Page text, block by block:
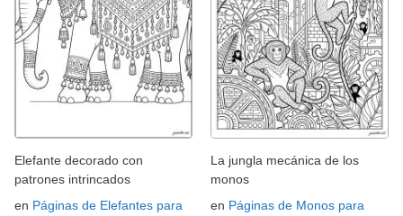
Elefante decorado con
patrones intrincados
en Páginas de Elefantes para
La jungla mecánica de los
monos
en Páginas de Monos para